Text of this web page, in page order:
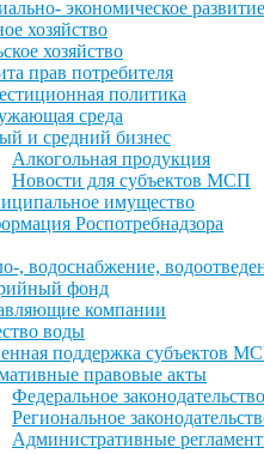
экономическое развитие
хозяйство
хозяйство
прав потребителя
политика
среда
и средний бизнес
Алкогольная продукция
Новости для субъектов МСП
имущество
Роспотребнадзора
, водоснабжение,
фонд
компании
воды
поддержка субъектов
правовые акты
Федеральное законодательство
Региональное
Административные